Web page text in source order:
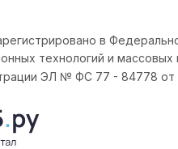
в
технологий и массовых
ЭЛ № ФС 77 - 84778 от